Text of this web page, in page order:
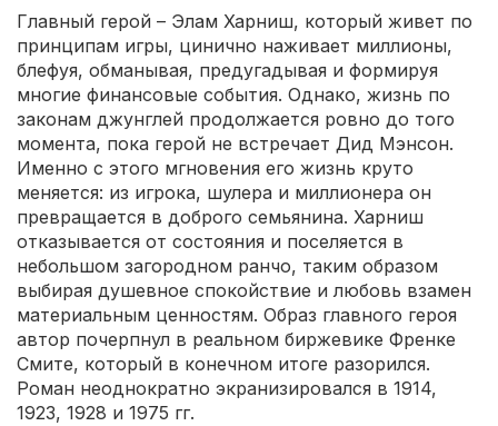
Главный герой – Элам Харниш, который живет по
принципам игры, цинично наживает миллионы,
блефуя, обманывая, предугадывая и формируя
многие финансовые события. Однако, жизнь по
законам джунглей продолжается ровно до того
момента, пока герой не встречает Дид Мэнсон.
Именно с этого мгновения его жизнь круто
меняется: из игрока, шулера и миллионера он
превращается в доброго семьянина. Харниш
отказывается от состояния и поселяется в
небольшом загородном ранчо, таким образом
выбирая душевное спокойствие и любовь взамен
материальным ценностям. Образ главного героя
автор почерпнул в реальном биржевике Френке
Смите, который в конечном итоге разорился.
Роман неоднократно экранизировался в 1914,
1923, 1928 и 1975 гг.